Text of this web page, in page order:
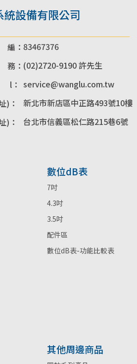
統設備有限公司
83467376
(02)2720-9190 許先生
service@wanglu.com.tw
)：
新北市新店區中正路493號10樓
)：
台北市信義區松仁路215巷6號
數位dB表
7吋
4.3吋
3.5吋
配件區
數位dB表-功能比較表
其他周邊商品